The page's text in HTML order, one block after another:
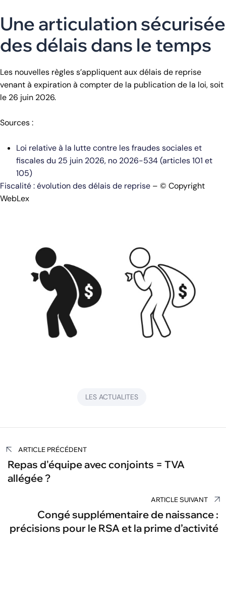
Une articulation sécurisée
des délais dans le temps
Les nouvelles règles s’appliquent aux délais de reprise
venant à expiration à compter de la publication de la loi, soit
le 26 juin 2026.
Sources :
Loi relative à la lutte contre les fraudes sociales et
fiscales du 25 juin 2026, no 2026-534 (articles 101 et
105)
Fiscalité : évolution des délais de reprise – © Copyright
WebLex
LES ACTUALITES
Navigation
de
l’article
ARTICLE PRÉCÉDENT
Repas d'équipe avec conjoints = TVA
allégée ?
ARTICLE SUIVANT
Congé supplémentaire de naissance :
précisions pour le RSA et la prime d’activité